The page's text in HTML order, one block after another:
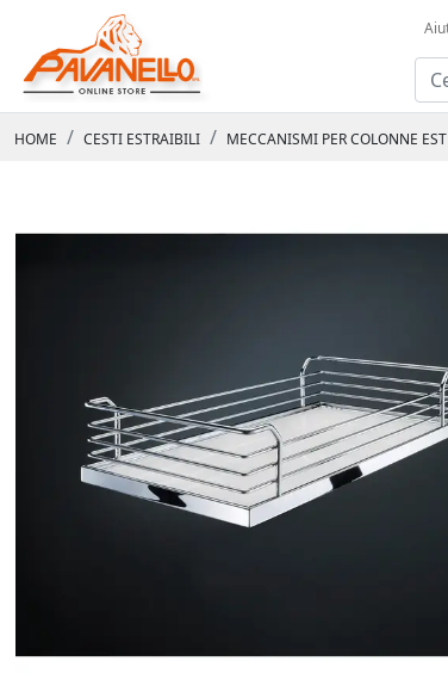
HOME CESTI ESTRAIBILI MECCANISMI PER COLONNE